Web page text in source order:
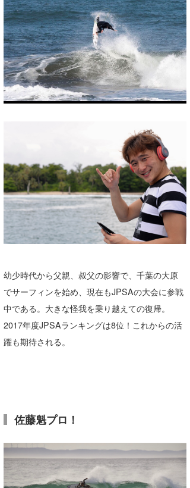
幼少時代から父親、叔父の影響で、千葉の大原
でサーフィンを始め、現在もJPSAの大会に参戦
中である。大きな怪我を乗り越えての復帰。
2017年度JPSAランキングは8位！これからの活
躍も期待される。
佐藤魁プロ！